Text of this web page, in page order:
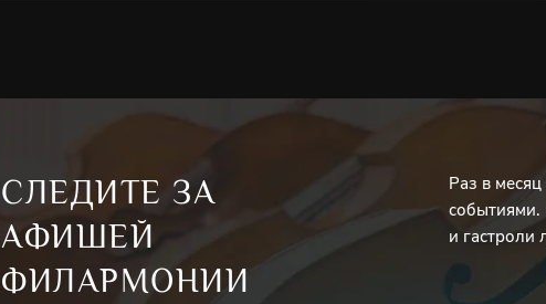
СЛЕДИТЕ ЗА
АФИШЕЙ
ФИЛАРМОНИИ
Раз в
событиями.
и гастроли